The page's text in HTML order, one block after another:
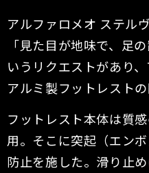
アルファロメオ ステル
「見た目が地味で、足
いうリクエストがあり
アルミ製フットレストの
フットレスト本体は質
用。そこに突起（エン
防止を施した。滑り止